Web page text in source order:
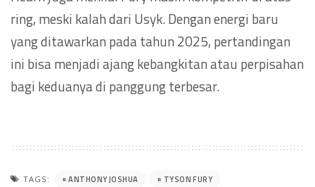
ring, meski kalah dari Usyk. Dengan energi baru
yang ditawarkan pada tahun 2025, pertandingan
ini bisa menjadi ajang kebangkitan atau perpisahan
bagi keduanya di panggung terbesar.
TAGS: ANTHONY JOSHUA TYSON FURY